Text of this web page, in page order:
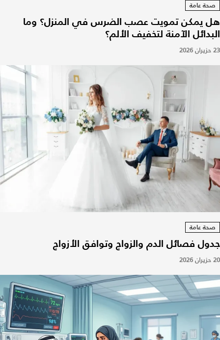
صحة عامة
هل يمكن تمويت عصب الضرس في المنزل؟ وما
البدائل الآمنة لتخفيف الألم؟
23 حزيران 2026
صحة عامة
جدول فصائل الدم والزواج وتوافق الأزواج
20 حزيران 2026